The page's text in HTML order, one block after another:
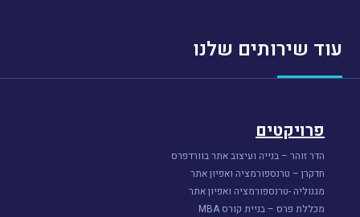
עוד שירותים שלנו
פרויקטים
הדר זוהר – בנייה ועיצוב אתר בוורדפרס
חדקרן – טרנספורמציה ואפיון אתר
מגנוליה -טרנספורמציה ואפיון אתר
מכללת פרס – בניית קורס MBA